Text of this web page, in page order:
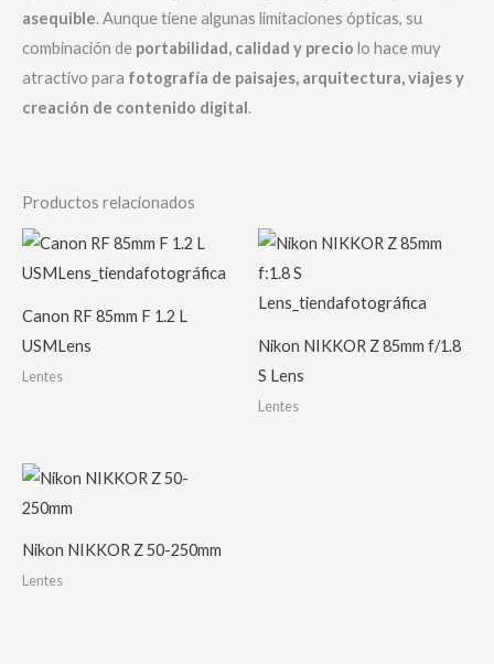
asequible. Aunque tiene algunas limitaciones ópticas, su
combinación de portabilidad, calidad y precio lo hace muy
atractivo para fotografía de paisajes, arquitectura, viajes y
creación de contenido digital.
Productos relacionados
Canon RF 85mm F 1.2 L
USMLens
Lentes
Nikon NIKKOR Z 85mm f/1.8
S Lens
Lentes
Nikon NIKKOR Z 50-250mm
Lentes